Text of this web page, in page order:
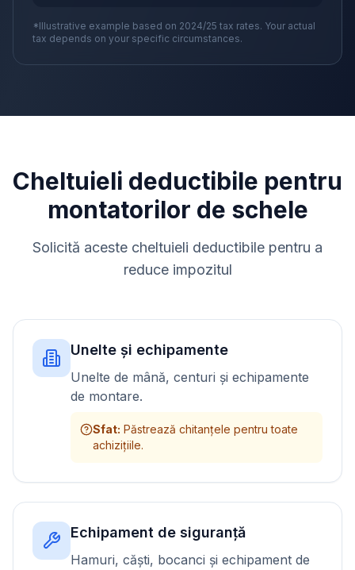
*Illustrative example based on 2024/25 tax rates. Your actual
tax depends on your specific circumstances.
Cheltuieli deductibile pentru
montatorilor de schele
Solicită aceste cheltuieli deductibile pentru a
reduce impozitul
Unelte și echipamente
Unelte de mână, centuri și echipamente
de montare.
Sfat: Păstrează chitanțele pentru toate
achizițiile.
Echipament de siguranță
Hamuri, căști, bocanci și echipament de